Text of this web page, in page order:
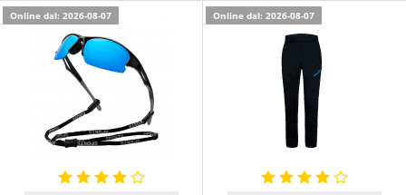
Online dal: 2026-08-07 Online dal: 2026-08-07